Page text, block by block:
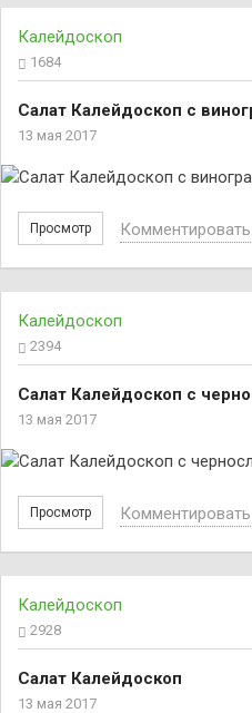
Калейдоскоп
1684
Салат Калейдоскоп с
13 мая 2017
Просмотр Комментировать
Калейдоскоп
2394
Салат Калейдоскоп с
13 мая 2017
Просмотр Комментировать
Калейдоскоп
2928
Салат Калейдоскоп
13 мая 2017